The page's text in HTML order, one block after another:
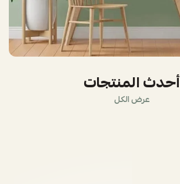
أحدث المنتجات
عرض الكل